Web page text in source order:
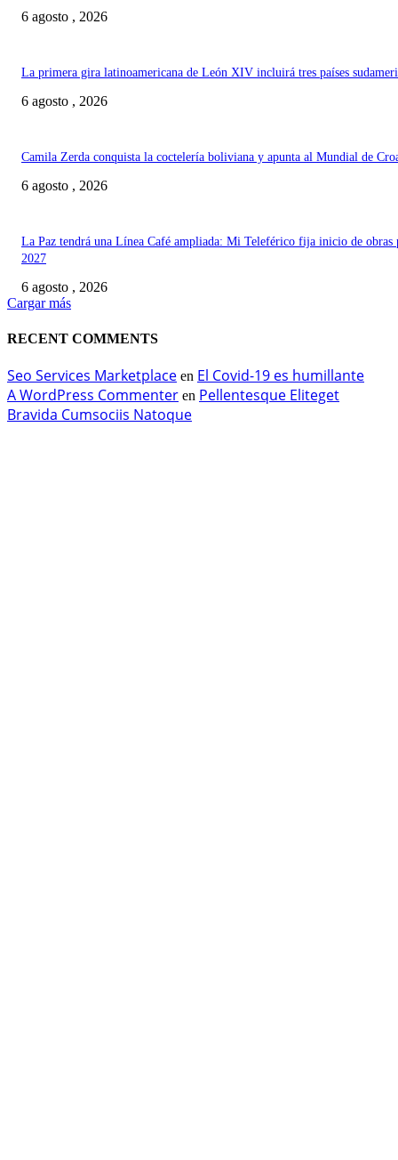
6 agosto , 2026
La primera gira latinoamericana de León XIV incluirá tres países
6 agosto , 2026
Camila Zerda conquista la coctelería boliviana y apunta al Mundial de
6 agosto , 2026
La Paz tendrá una Línea Café ampliada: Mi Teleférico fija inicio de obras
2027
6 agosto , 2026
Cargar más
RECENT COMMENTS
Seo Services Marketplace en El Covid-19 es humillante
A WordPress Commenter en Pellentesque Eliteget
Bravida Cumsociis Natoque